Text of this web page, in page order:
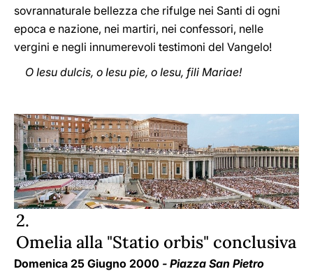
sovrannaturale bellezza che rifulge nei Santi di ogni
epoca e nazione, nei martiri, nei confessori, nelle
vergini e negli innumerevoli testimoni del Vangelo!
O Iesu dulcis, o Iesu pie, o Iesu, fili Mariae!
2.
Omelia alla "Statio orbis" conclusiva
Domenica 25 Giugno 2000 - Piazza San Pietro